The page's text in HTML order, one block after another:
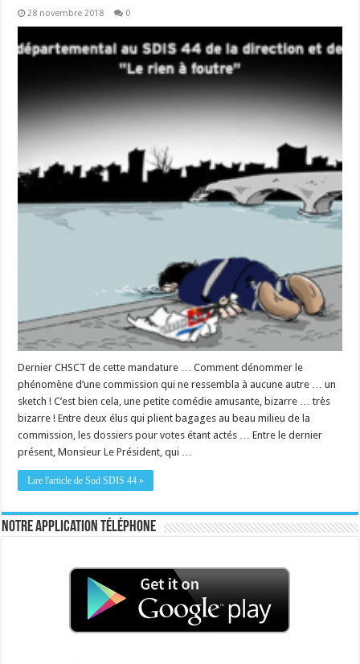
28 novembre 2018 0
Dernier CHSCT de cette mandature … Comment dénommer le
phénomène d’une commission qui ne ressembla à aucune autre … un
sketch ! C’est bien cela, une petite comédie amusante, bizarre … très
bizarre ! Entre deux élus qui plient bagages au beau milieu de la
commission, les dossiers pour votes étant actés … Entre le dernier
présent, Monsieur Le Président, qui …
Lire l'article de Sud SDIS 44 »
Notre application téléphone